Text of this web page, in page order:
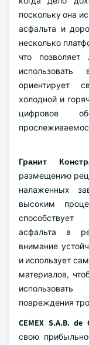
поскольку она
асфальта и
несколько
что позволяет
использовать
ориентирует
холодной и
цифровое
Гранит
размещению
налаженных
высоким
асфальта в
внимание
и использует
материалов,
повреждения
CEMEX S.A.B. de
свою